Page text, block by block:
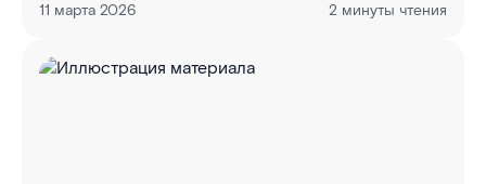
11 марта 2026 2 минуты чтения